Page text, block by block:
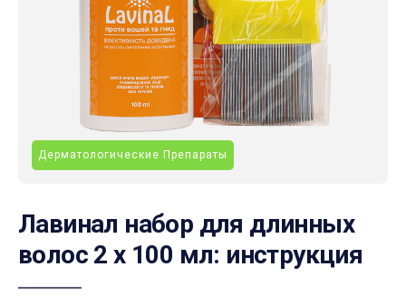
Дерматологические Препараты
Лавинал набор для длинных
волос 2 х 100 мл: инструкция